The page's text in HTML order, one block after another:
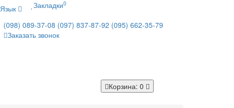
Язык Закладки0
(098) 089-37-08 (097) 837-87-92 (095) 662-35-79
Заказать звонок
Корзина: 0